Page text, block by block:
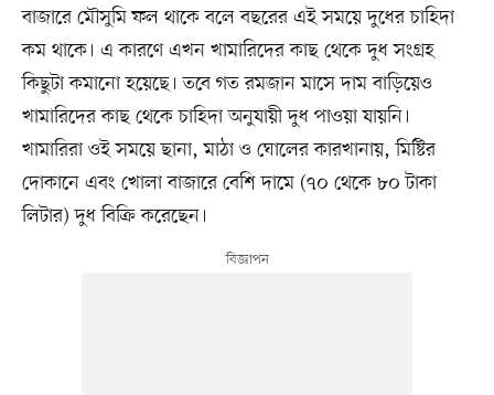
বাজারে মৌসুমি ফল থাকে বলে বছরের এই সময়ে দুধের চাহিদা
কম থাকে। এ কারণে এখন খামারিদের কাছ থেকে দুধ সংগ্রহ
কিছুটা কমানো হয়েছে। তবে গত রমজান মাসে দাম বাড়িয়েও
খামারিদের কাছ থেকে চাহিদা অনুযায়ী দুধ পাওয়া যায়নি।
খামারিরা ওই সময়ে ছানা, মাঠা ও ঘোলের কারখানায়, মিষ্টির
দোকানে এবং খোলা বাজারে বেশি দামে (৭০ থেকে ৮০ টাকা
লিটার) দুধ বিক্রি করেছেন।